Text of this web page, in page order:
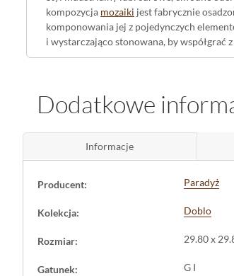
kompozycja mozaiki jest fabrycznie
komponowania jej z pojedynczych
i wystarczająco stonowana, by współgrać
Rektyfikowanakrawędź pozwala
uporządkowany, a przejścia między
nabiera głębi, a wnętrze wydaje się
porządek i wyraźną, powtarzalną
Zastosowanie mozaiki Doblo
Duża
do salonu i
balkon, gdzie drobna siatka kwadratów
Dodatkowe
Informacje
Producent: Paradyż
Kolekcja: Doblo
Rozmiar: 29.80 x
Gatunek: G I